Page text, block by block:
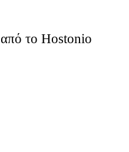
από το Hostonio